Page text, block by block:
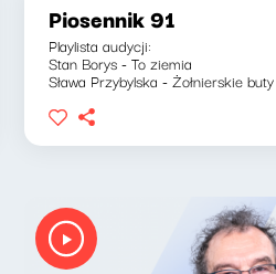
Piosennik 91
Playlista audycji:
Stan Borys - To ziemia
Sława Przybylska - Żołnierskie